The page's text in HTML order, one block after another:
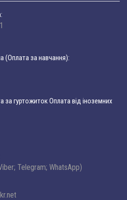
(Оплата за навчання):
за гуртожиток Оплата від іноземних
Telegram; WhatsApp)